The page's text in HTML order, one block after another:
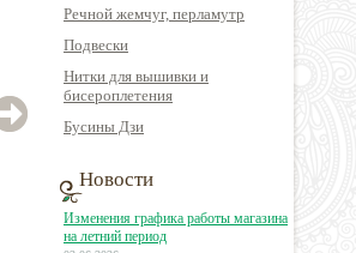
Бусина имитация
натурального камня
кошачий глаз
малахит круглая
Речной жемчуг, перламутр
Подвески
Нитки для вышивки и
бисероплетения
Бусины Дзи
Новости
Изменения графика работы магазина
на летний период